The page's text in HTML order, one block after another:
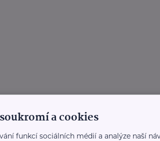
a cookies
funkcí sociálních médií a analýze naší